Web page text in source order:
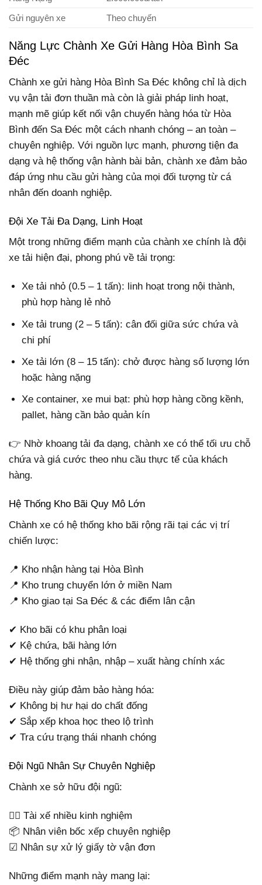
Gửi nguyên xe
Theo chuyến
Năng Lực Chành Xe Gửi Hàng Hòa Bình Sa
Đéc
Chành xe gửi hàng Hòa Bình Sa Đéc không chỉ là dịch
vụ vận tải đơn thuần mà còn là giải pháp linh hoạt,
mạnh mẽ giúp kết nối vận chuyển hàng hóa từ Hòa
Bình đến Sa Đéc một cách nhanh chóng – an toàn –
chuyên nghiệp. Với nguồn lực mạnh, phương tiện đa
dạng và hệ thống vận hành bài bản, chành xe đảm bảo
đáp ứng nhu cầu gửi hàng của mọi đối tượng từ cá
nhân đến doanh nghiệp.
Đội Xe Tải Đa Dạng, Linh Hoạt
Một trong những điểm mạnh của chành xe chính là đội
xe tải hiện đại, phong phú về tải trọng:
Xe tải nhỏ (0.5 – 1 tấn): linh hoạt trong nội thành,
phù hợp hàng lẻ nhỏ
Xe tải trung (2 – 5 tấn): cân đối giữa sức chứa và
chi phí
Xe tải lớn (8 – 15 tấn): chở được hàng số lượng lớn
hoặc hàng nặng
Xe container, xe mui bạt: phù hợp hàng cồng kềnh,
pallet, hàng cần bảo quản kín
👉 Nhờ khoang tải đa dạng, chành xe có thể tối ưu chỗ
chứa và giá cước theo nhu cầu thực tế của khách
hàng.
Hệ Thống Kho Bãi Quy Mô Lớn
Chành xe có hệ thống kho bãi rộng rãi tại các vị trí
chiến lược:
📍 Kho nhận hàng tại Hòa Bình
📍 Kho trung chuyển lớn ở miền Nam
📍 Kho giao tại Sa Đéc & các điểm lân cận
✔ Kho bãi có khu phân loại
✔ Kệ chứa, bãi hàng lớn
✔ Hệ thống ghi nhận, nhập – xuất hàng chính xác
Điều này giúp đảm bảo hàng hóa:
✔ Không bị hư hại do chất đống
✔ Sắp xếp khoa học theo lộ trình
✔ Tra cứu trạng thái nhanh chóng
Đội Ngũ Nhân Sự Chuyên Nghiệp
Chành xe sở hữu đội ngũ:
🙋‍♂️ Tài xế nhiều kinh nghiệm
📦 Nhân viên bốc xếp chuyên nghiệp
☑ Nhân sự xử lý giấy tờ vận đơn
Những điểm mạnh này mang lại: